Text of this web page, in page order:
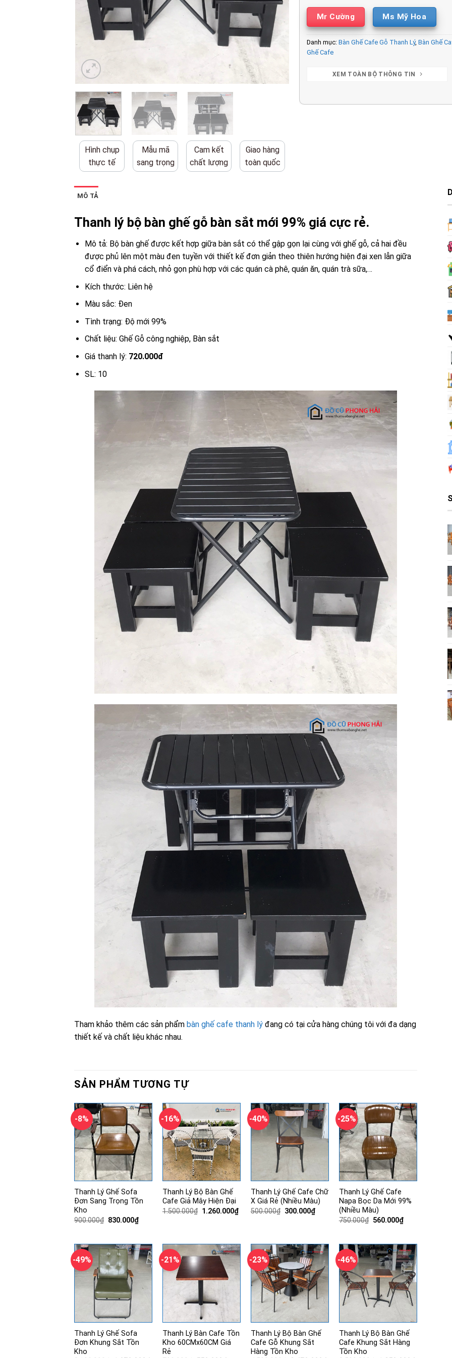
Hình chụp
thực tế
Mẫu mã
sang trọng
Cam kết
chất lượng
Giao hàng
toàn quốc
Mr Cường Ms Mỹ Hoa
Danh mục:Bàn Ghế Cafe Gỗ Thanh Lý,Bàn Ghế
Ghế Cafe
XEM TOÀN BỘ THÔNG TIN
MÔ TẢ
Thanh lý bộ bàn ghế gỗ bàn sắt mới 99% giá cực rẻ.
Mô tả: Bộ bàn ghế được kết hợp giữa bàn sắt có thể gập gọn lại cùng với ghế gỗ, cả hai đều
được phủ lên một màu đen tuyền với thiết kế đơn giản theo thiên hướng hiện đại xen lẫn giữa
cổ điển và phá cách, nhỏ gọn phù hợp với các quán cà phê, quán ăn, quán trà sữa,…
Kích thước: Liên hệ
Màu sắc: Đen
Tình trạng: Độ mới 99%
Chất liệu: Ghế Gỗ công nghiệp, Bàn sắt
Giá thanh lý: 720.000đ
SL: 10
Tham khảo thêm các sản phẩm bàn ghế cafe thanh lý đang có tại cửa hàng chúng tôi với đa dạng
thiết kế và chất liệu khác nhau.
SẢN PHẨM TƯƠNG TỰ
-8%
Thanh Lý Ghế Sofa
Đơn Sang Trọng Tồn
Kho
900.000₫ Giá
830.000₫Giá
830.000₫.
-16%
Thanh Lý Bộ Bàn Ghế
Cafe Giả Mây Hiện Đại
1.500.000₫ Giá
1.260.000₫Giá
-40%
Thanh Lý Ghế Cafe Chữ
X Giá Rẻ (Nhiều Màu)
500.000₫ Giá
300.000₫Giá
-25%
Thanh Lý Ghế Cafe
Napa Bọc Da Mới 99%
(Nhiều Màu)
750.000₫ Giá
560.000₫Giá
560.000₫.
-49%
Thanh Lý Ghế Sofa
Đơn Khung Sắt Tồn
Kho
-21%
Thanh Lý Bàn Cafe Tồn
Kho 60CMx60CM Giá
Rẻ
-23%
Thanh Lý Bộ Bàn Ghế
Cafe Gỗ Khung Sắt
Hàng Tồn Kho
-46%
Thanh Lý Bộ Bàn Ghế
Cafe Khung Sắt Hàng
Tồn Kho